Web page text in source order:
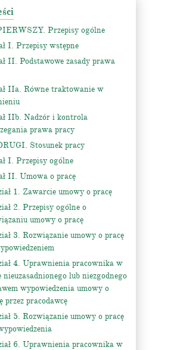
Przepisy ogólne
I. Przepisy wstępne
II. Podstawowe zasady prawa
IIa. Równe traktowanie w
IIb. Nadzór i kontrola
prawa pracy
Stosunek pracy
I. Przepisy ogólne
II. Umowa o pracę
1. Zawarcie umowy o pracę
2. Przepisy ogólne o
umowy o pracę
3. Rozwiązanie umowy o pracę
4. Uprawnienia pracownika w
nieuzasadnionego lub niezgodnego
wypowiedzenia umowy o
przez pracodawcę
5. Rozwiązanie umowy o pracę
6. Uprawnienia pracownika w